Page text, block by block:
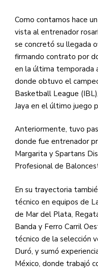
Como contamos hace
vista al entrenador
se concretó su llegada
firmando contrato por
en la última temporada
donde obtuvo el
Basketball League
Jaya en el último juego
Anteriormente, tuvo
donde fue entrenador
Margarita y Spartans
Profesional de
En su trayectoria
técnico en equipos de
de Mar del Plata,
Banda y Ferro Carril
técnico de la selección
Duró, y sumó
México, donde trabajó